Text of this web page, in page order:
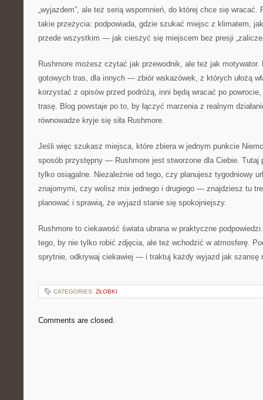
„wyjazdem”, ale też serią wspomnień, do której chce się wracać.
takie przeżycia: podpowiada, gdzie szukać miejsc z klimatem,
przede wszystkim — jak cieszyć się miejscem bez presji
Rushmore możesz czytać jak przewodnik, ale też jak motywator.
gotowych tras, dla innych — zbiór wskazówek, z których ułożą
korzystać z opisów przed podróżą, inni będą wracać po
trasę. Blog powstaje po to, by łączyć marzenia z realnym
równowadze kryje się siła Rushmore.
Jeśli więc szukasz miejsca, które zbiera w jednym punkcie
sposób przystępny — Rushmore jest stworzone dla Ciebie. Tutaj
tylko osiągalne. Niezależnie od tego, czy planujesz tygodniowy
znajomymi, czy wolisz mix jednego i drugiego — znajdziesz tu
planować i sprawią, że wyjazd stanie się spokojniejszy.
Rushmore to ciekawość świata ubrana w praktyczne
tego, by nie tylko robić zdjęcia, ale też wchodzić w atmosferę.
sprytnie, odkrywaj ciekawiej — i traktuj każdy wyjazd jak szansę
CATEGORIES: ŻŁOBKI
Comments are closed.